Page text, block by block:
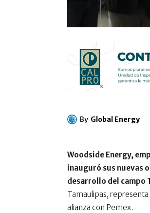
By Global Energy
Woodside Energy,
inauguró sus nuevas
desarrollo del campo
Tamaulipas,
alianza con Pemex.